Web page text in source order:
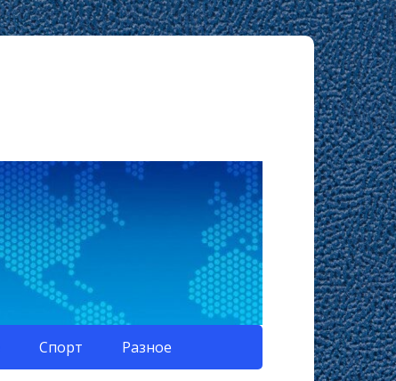
Спорт Разное